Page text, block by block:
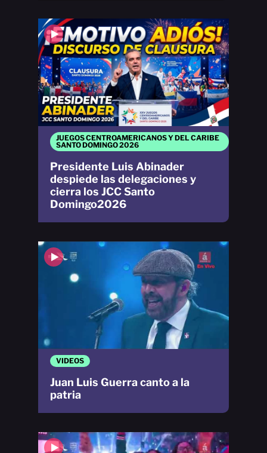
VIDEOS
Juan Luis Guerra canto a la
patria
JUEGOS CENTROAMERICANOS Y DEL CARIBE
SANTO DOMINGO 2026
Presidente Luis Abinader
despiede las delegaciones y
cierra los JCC Santo
Domingo2026